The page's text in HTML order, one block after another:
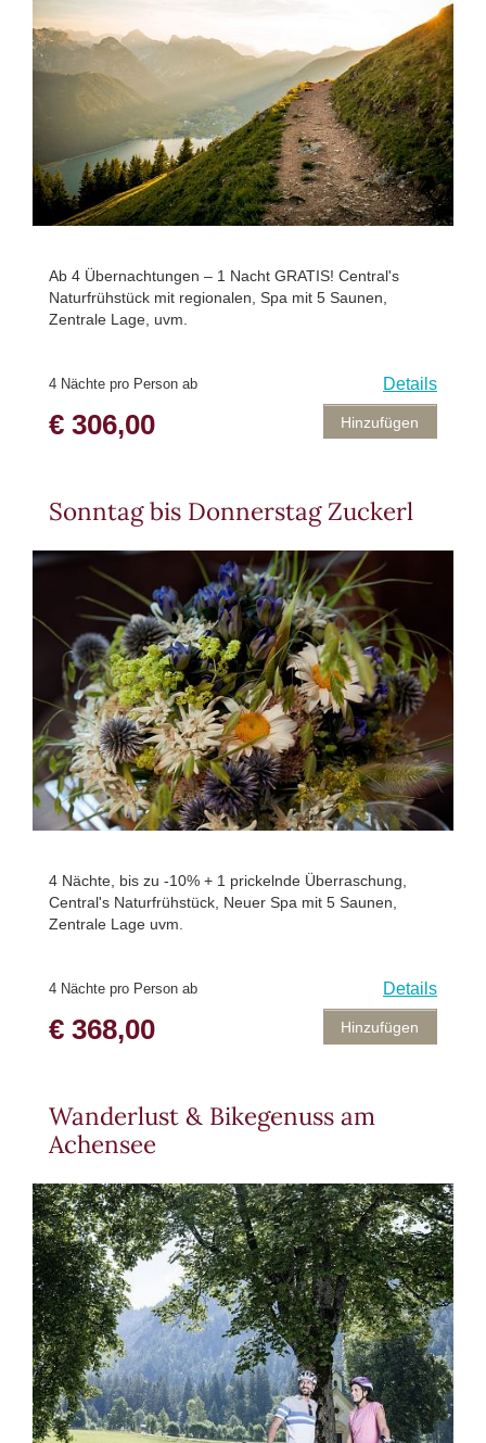
Ab 4 Übernachtungen – 1 Nacht GRATIS! Central's
Naturfrühstück mit regionalen, Spa mit 5 Saunen,
Zentrale Lage, uvm.
4 Nächte pro Person ab
€ 306,00
Details
Hinzufügen
Sonntag bis Donnerstag Zuckerl
4 Nächte, bis zu -10% + 1 prickelnde Überraschung,
Central's Naturfrühstück, Neuer Spa mit 5 Saunen,
Zentrale Lage uvm.
4 Nächte pro Person ab
€ 368,00
Details
Hinzufügen
Wanderlust & Bikegenuss am
Achensee